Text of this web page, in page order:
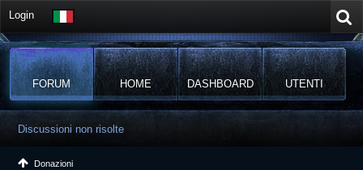
Login
FORUM HOME DASHBOARD UTENTI
Discussioni non risolte
Donazioni